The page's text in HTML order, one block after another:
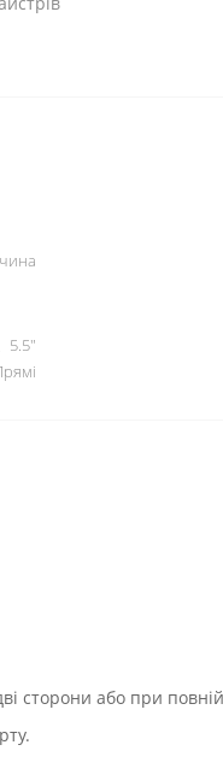
5.5"
сторони або при